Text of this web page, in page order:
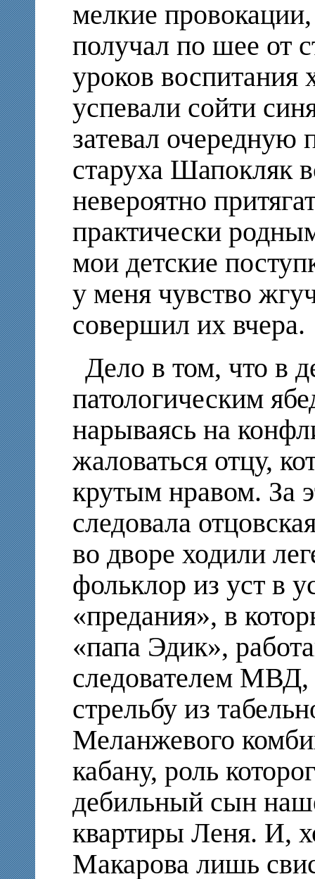
мелкие
получал по шее от
уроков воспитания
успевали сойти
затевал
старуха Шапокляк
невероятно
практически
мои детские
у меня чувство
совершил их вчера.
Дело в том, что в
патологическим
нарываясь на
жаловаться отцу,
крутым нравом. За
следовала
во дворе ходили
фольклор из уст в
«предания», в
«папа Эдик»,
следователем МВД,
стрельбу из
Меланжевого
кабану, роль
дебильный сын
квартиры Леня. И,
Макарова лишь